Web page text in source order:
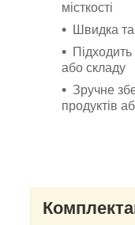
місткості
Швидка та
або складу
Зручне
продуктів